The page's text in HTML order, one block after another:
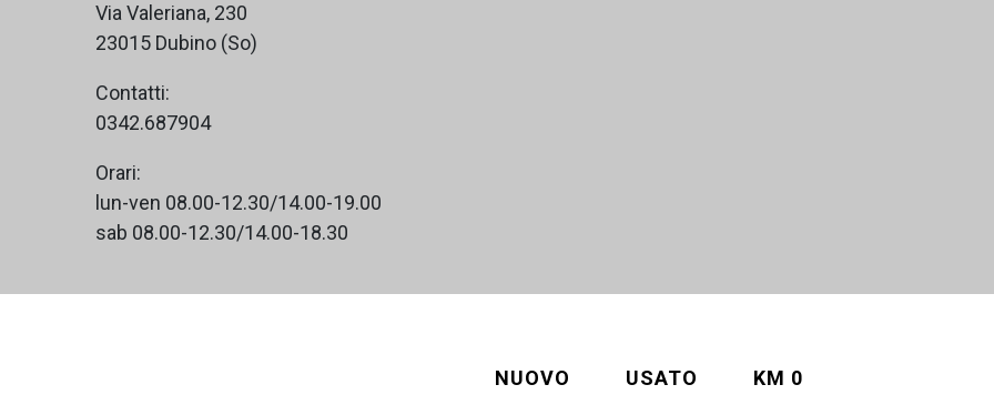
Via Valeriana, 230
23015 Dubino (So)
Contatti:
0342.687904
Orari:
lun-ven 08.00-12.30/14.00-19.00
sab 08.00-12.30/14.00-18.30
NUOVO USATO KM 0